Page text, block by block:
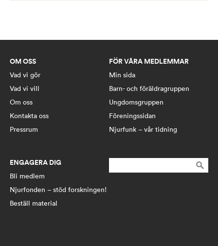
OM OSS
Vad vi gör
Vad vi vill
Om oss
Kontakta oss
Pressrum
ENGAGERA DIG
Bli medlem
Njurfonden – stöd forskningen!
Beställ material
FÖR VÅRA MEDLEMMAR
Min sida
Barn- och föräldragruppen
Ungdomsgruppen
Föreningssidan
Njurfunk – vår tidning
efter: